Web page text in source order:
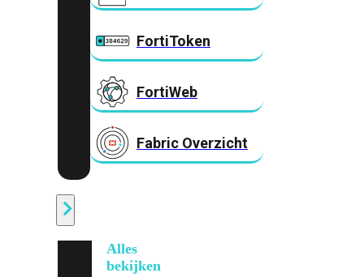
FortiToken
FortiWeb
Fabric Overzicht
Alles
bekijken